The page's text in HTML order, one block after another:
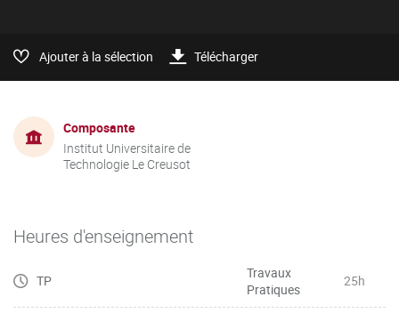
Ajouter à la sélection Télécharger
Composante
Institut Universitaire de
Technologie Le Creusot
Heures d'enseignement
TP
Travaux
Pratiques
25h